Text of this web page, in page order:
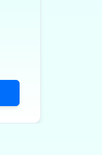
Malayalam